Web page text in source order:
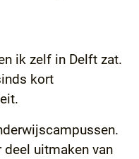
ik zelf in Delft zat.
kort
uitmaken van